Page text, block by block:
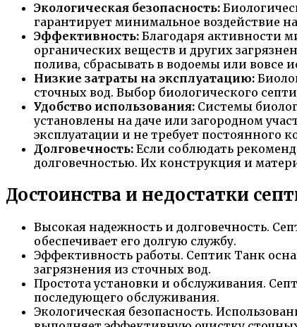
Экологическая безопасность:
гарантирует минимальное воздействие
Эффективность: Благодаря активности
органических веществ и других
полива, сбрасывать в водоемы или вовсе
Низкие затраты на эксплуатацию:
сточных вод. Выбор биологического
Удобство использования: Системы
установлены на даче или загородном
эксплуатации и не требует постоянного
Долговечность: Если соблюдать
долговечностью. Их конструкция и
Достоинства и недостатки
Высокая надежность и долговечность.
обеспечивает его долгую службу.
Эффективность работы. Септик Танк
загрязнения из сточных вод.
Простота установки и обслуживания.
последующего обслуживания.
Экологическая безопасность.